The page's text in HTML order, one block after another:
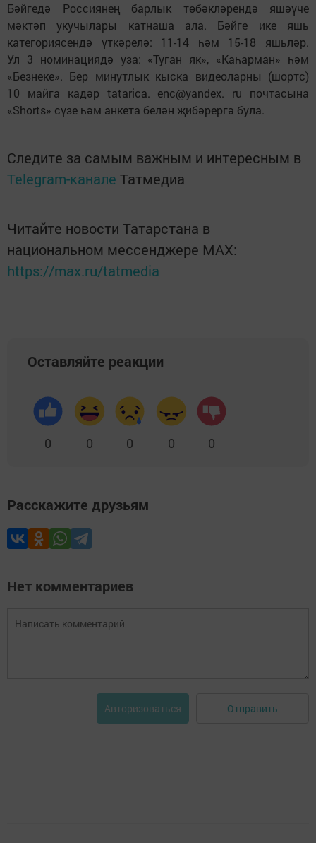
Бәйгедә Россиянең барлык төбәкләрендә яшәүче
мәктәп укучылары катнаша ала. Бәйге ике яшь
категориясендә үткәрелә: 11-14 һәм 15-18 яшьләр.
Ул 3 номинациядә уза: «Туган як», «Каһарман» һәм
«Безнеке». Бер минутлык кыска видеоларны (шортс)
10 майга кадәр tatarica. enc@yandex. ru почтасына
«Shorts» сүзе һәм анкета белән җибәрергә була.
Следите за самым важным и интересным в
Telegram-канале Татмедиа
Читайте новости Татарстана в
национальном мессенджере MАХ:
https://max.ru/tatmedia
Оставляйте реакции
0 0 0 0 0
Расскажите друзьям
Нет комментариев
Авторизоваться Отправить